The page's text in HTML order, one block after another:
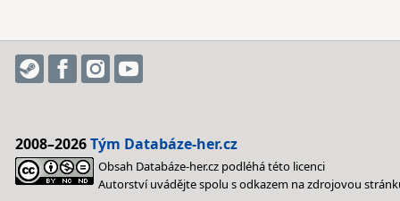
2008–2026Tým Databáze-her.cz
Obsah Databáze-her.cz podléhá této licenci
Autorství uvádějte spolu s odkazem na zdrojovou